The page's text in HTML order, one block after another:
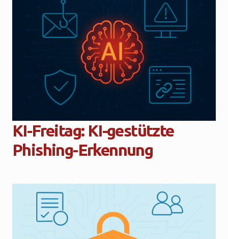
KI-Freitag: KI-gestützte
Phishing-Erkennung